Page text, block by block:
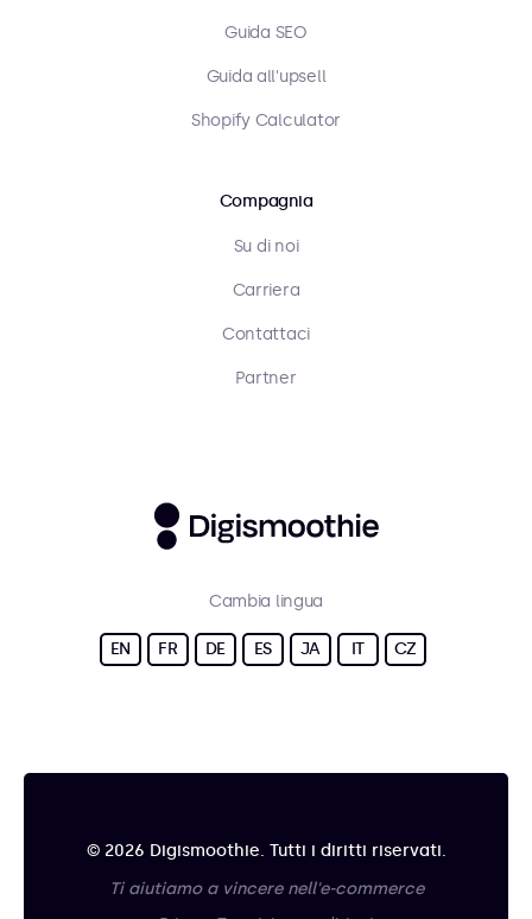
Guida SEO
Guida all'upsell
Shopify Calculator
Compagnia
Su di noi
Carriera
Contattaci
Partner
Cambia lingua
EN FR DE ES JA IT CZ
© 2026 Digismoothie. Tutti i diritti riservati.
Ti aiutiamo a vincere nell'e-commerce